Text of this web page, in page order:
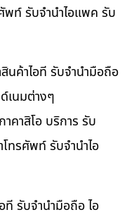
พท์ รับจำนำไอแพค รับ
นค้าไอที รับจำนำมือถือ
เนมต่างๆ
คาสิโอ บริการ รับ
ทรศัพท์ รับจำนำไอ
ที รับจำนำมือถือ ไอ